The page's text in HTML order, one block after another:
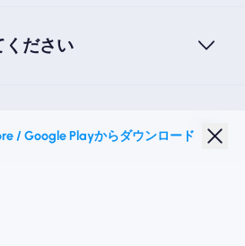
ください
/ Google Playからダウンロード